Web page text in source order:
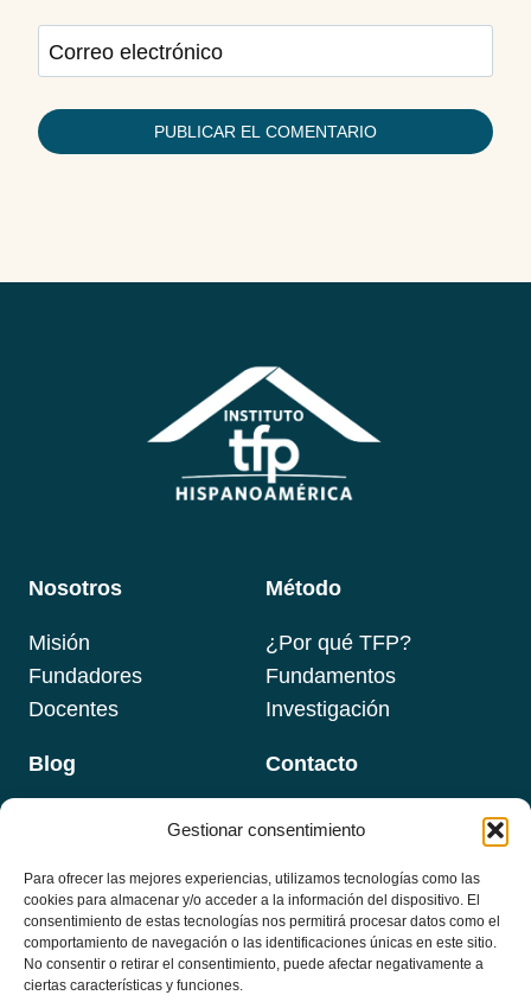
Gestionar consentimiento
Para ofrecer las mejores experiencias, utilizamos tecnologías como las
cookies para almacenar y/o acceder a la información del dispositivo. El
consentimiento de estas tecnologías nos permitirá procesar datos como el
comportamiento de navegación o las identificaciones únicas en este sitio.
No consentir o retirar el consentimiento, puede afectar negativamente a
ciertas características y funciones.
Correo electrónico
Nosotros
Misión
Fundadores
Docentes
Blog
Método
¿Por qué TFP?
Fundamentos
Investigación
Contacto
Programas
Formaciones
Masterclass
Newsletter
Email *